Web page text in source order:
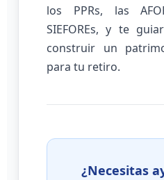
los PPRs, las
SIEFOREs, y te
construir un
para tu retiro.
¿Necesitas